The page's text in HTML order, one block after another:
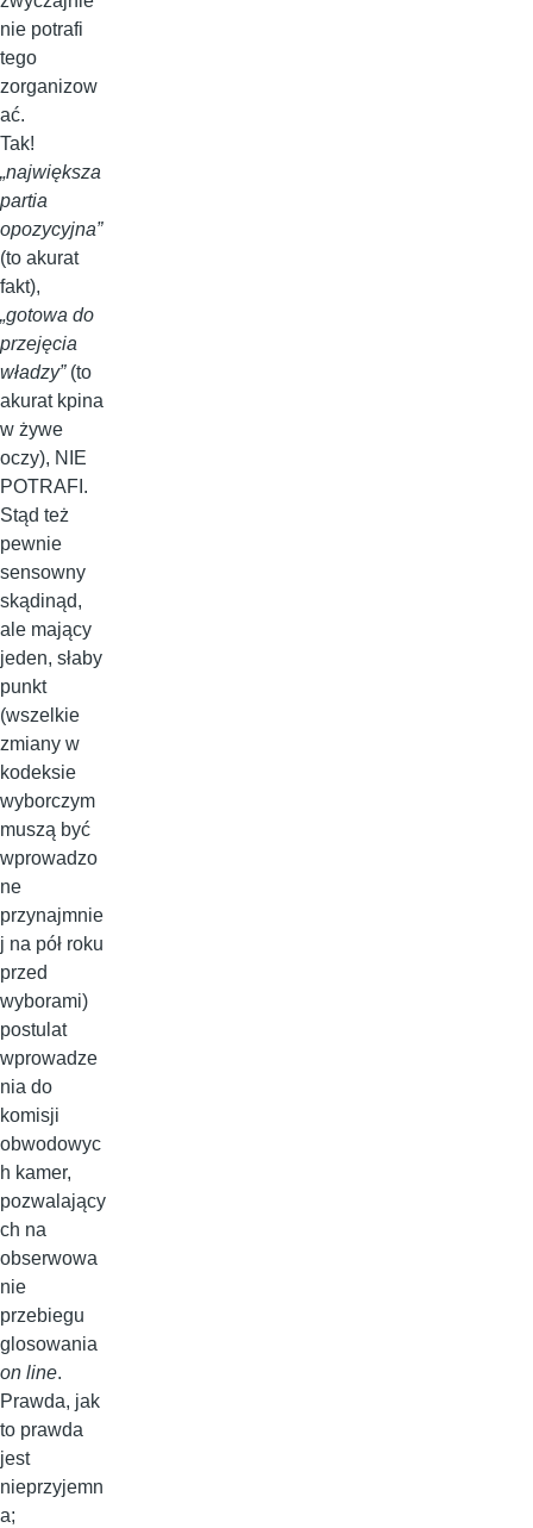
nie potrafi
tego
zorganizow
ać.
Tak!
„największa
partia
opozycyjna”
(to akurat
fakt),
„gotowa do
przejęcia
władzy”(to
akurat kpina
w żywe
oczy), NIE
POTRAFI.
Stąd też
pewnie
sensowny
skądinąd,
ale mający
jeden, słaby
punkt
(wszelkie
zmiany w
kodeksie
wyborczym
muszą być
wprowadzo
ne
przynajmnie
j na pół roku
przed
wyborami)
postulat
wprowadze
nia do
komisji
obwodowyc
h kamer,
pozwalający
ch na
obserwowa
nie
przebiegu
glosowania
on line.
Prawda, jak
to prawda
jest
nieprzyjemn
a;